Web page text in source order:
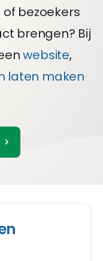
bezoekers
brengen? Bij
website,
laten maken